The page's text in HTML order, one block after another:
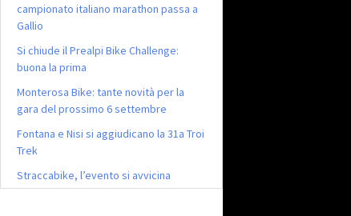
campionato italiano marathon passa a
Gallio
Si chiude il Prealpi Bike Challenge:
buona la prima
Monterosa Bike: tante novità per la
gara del prossimo 6 settembre
Fontana e Nisi si aggiudicano la 31a Troi
Trek
Straccabike, l’evento si avvicina